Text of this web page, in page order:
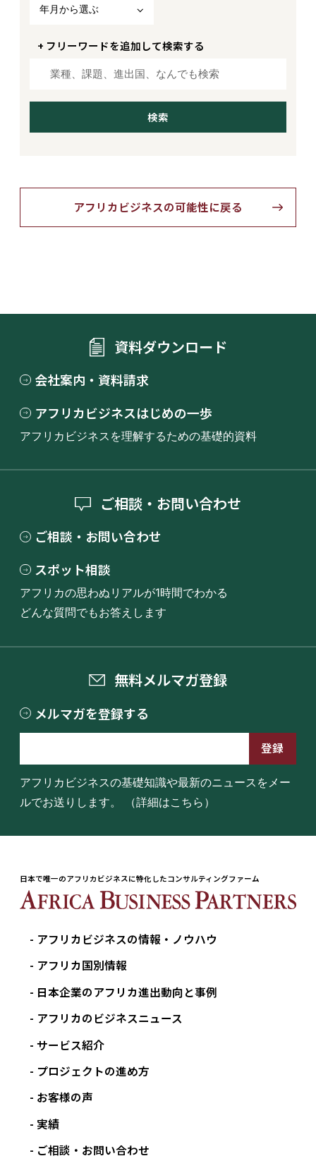
年月から選ぶ
+ フリーワードを追加して検索する
アフリカビジネスの可能性に戻る
資料ダウンロード
会社案内・資料請求
アフリカビジネスはじめの一歩
アフリカビジネスを理解するための基礎的資料
ご相談・お問い合わせ
ご相談・お問い合わせ
スポット相談
アフリカの思わぬリアルが1時間でわかる
どんな質問でもお答えします
無料メルマガ登録
メルマガを登録する
アフリカビジネスの基礎知識や最新のニュースをメー
ルでお送りします。
（詳細はこちら）
日本で唯一のアフリカビジネスに特化したコンサルティングファーム
アフリカビジネスの情報・ノウハウ
アフリカ国別情報
日本企業のアフリカ進出動向と事例
アフリカのビジネスニュース
サービス紹介
プロジェクトの進め方
お客様の声
実績
ご相談・お問い合わせ